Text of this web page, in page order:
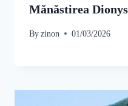
Mănăstirea
Byzinon 01/03/2026